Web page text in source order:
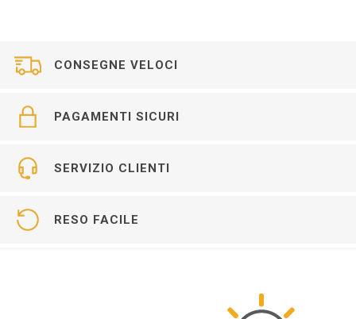
CONSEGNE VELOCI
PAGAMENTI SICURI
SERVIZIO CLIENTI
RESO FACILE